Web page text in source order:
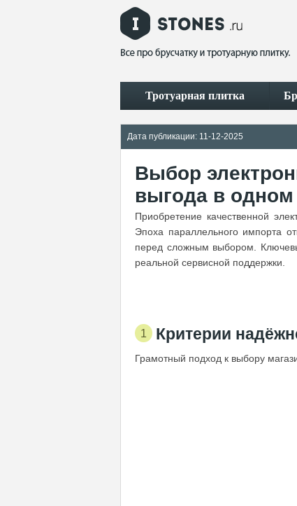
Тротуарная плитка
Дата публикации: 11-12-2025
Выбор
выгода в
Приобретение качественной
Эпоха параллельного импорта
перед сложным выбором.
реальной сервисной поддержки.
Критерии
Грамотный подход к выбору